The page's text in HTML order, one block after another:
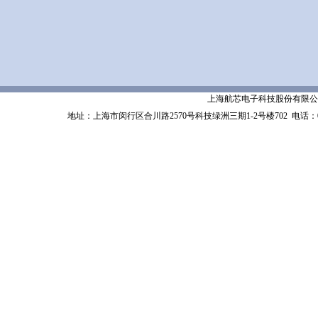
上海航芯电子科技股份有限公
地址：上海市闵行区合川路2570号科技绿洲三期1-2号楼702 电话